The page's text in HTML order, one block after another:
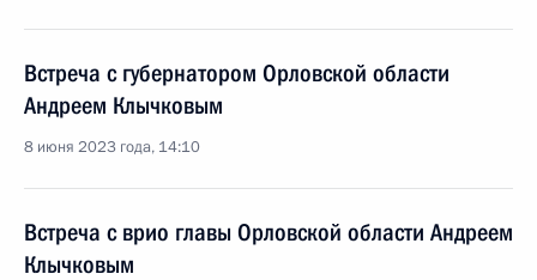
Встреча с губернатором Орловской области
Андреем Клычковым
8 июня 2023 года, 14:10
Встреча с врио главы Орловской области Андреем
Клычковым